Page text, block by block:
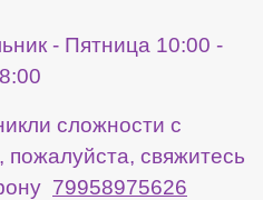
- Пятница 10:00 -
сложности с
свяжитесь
79958975626